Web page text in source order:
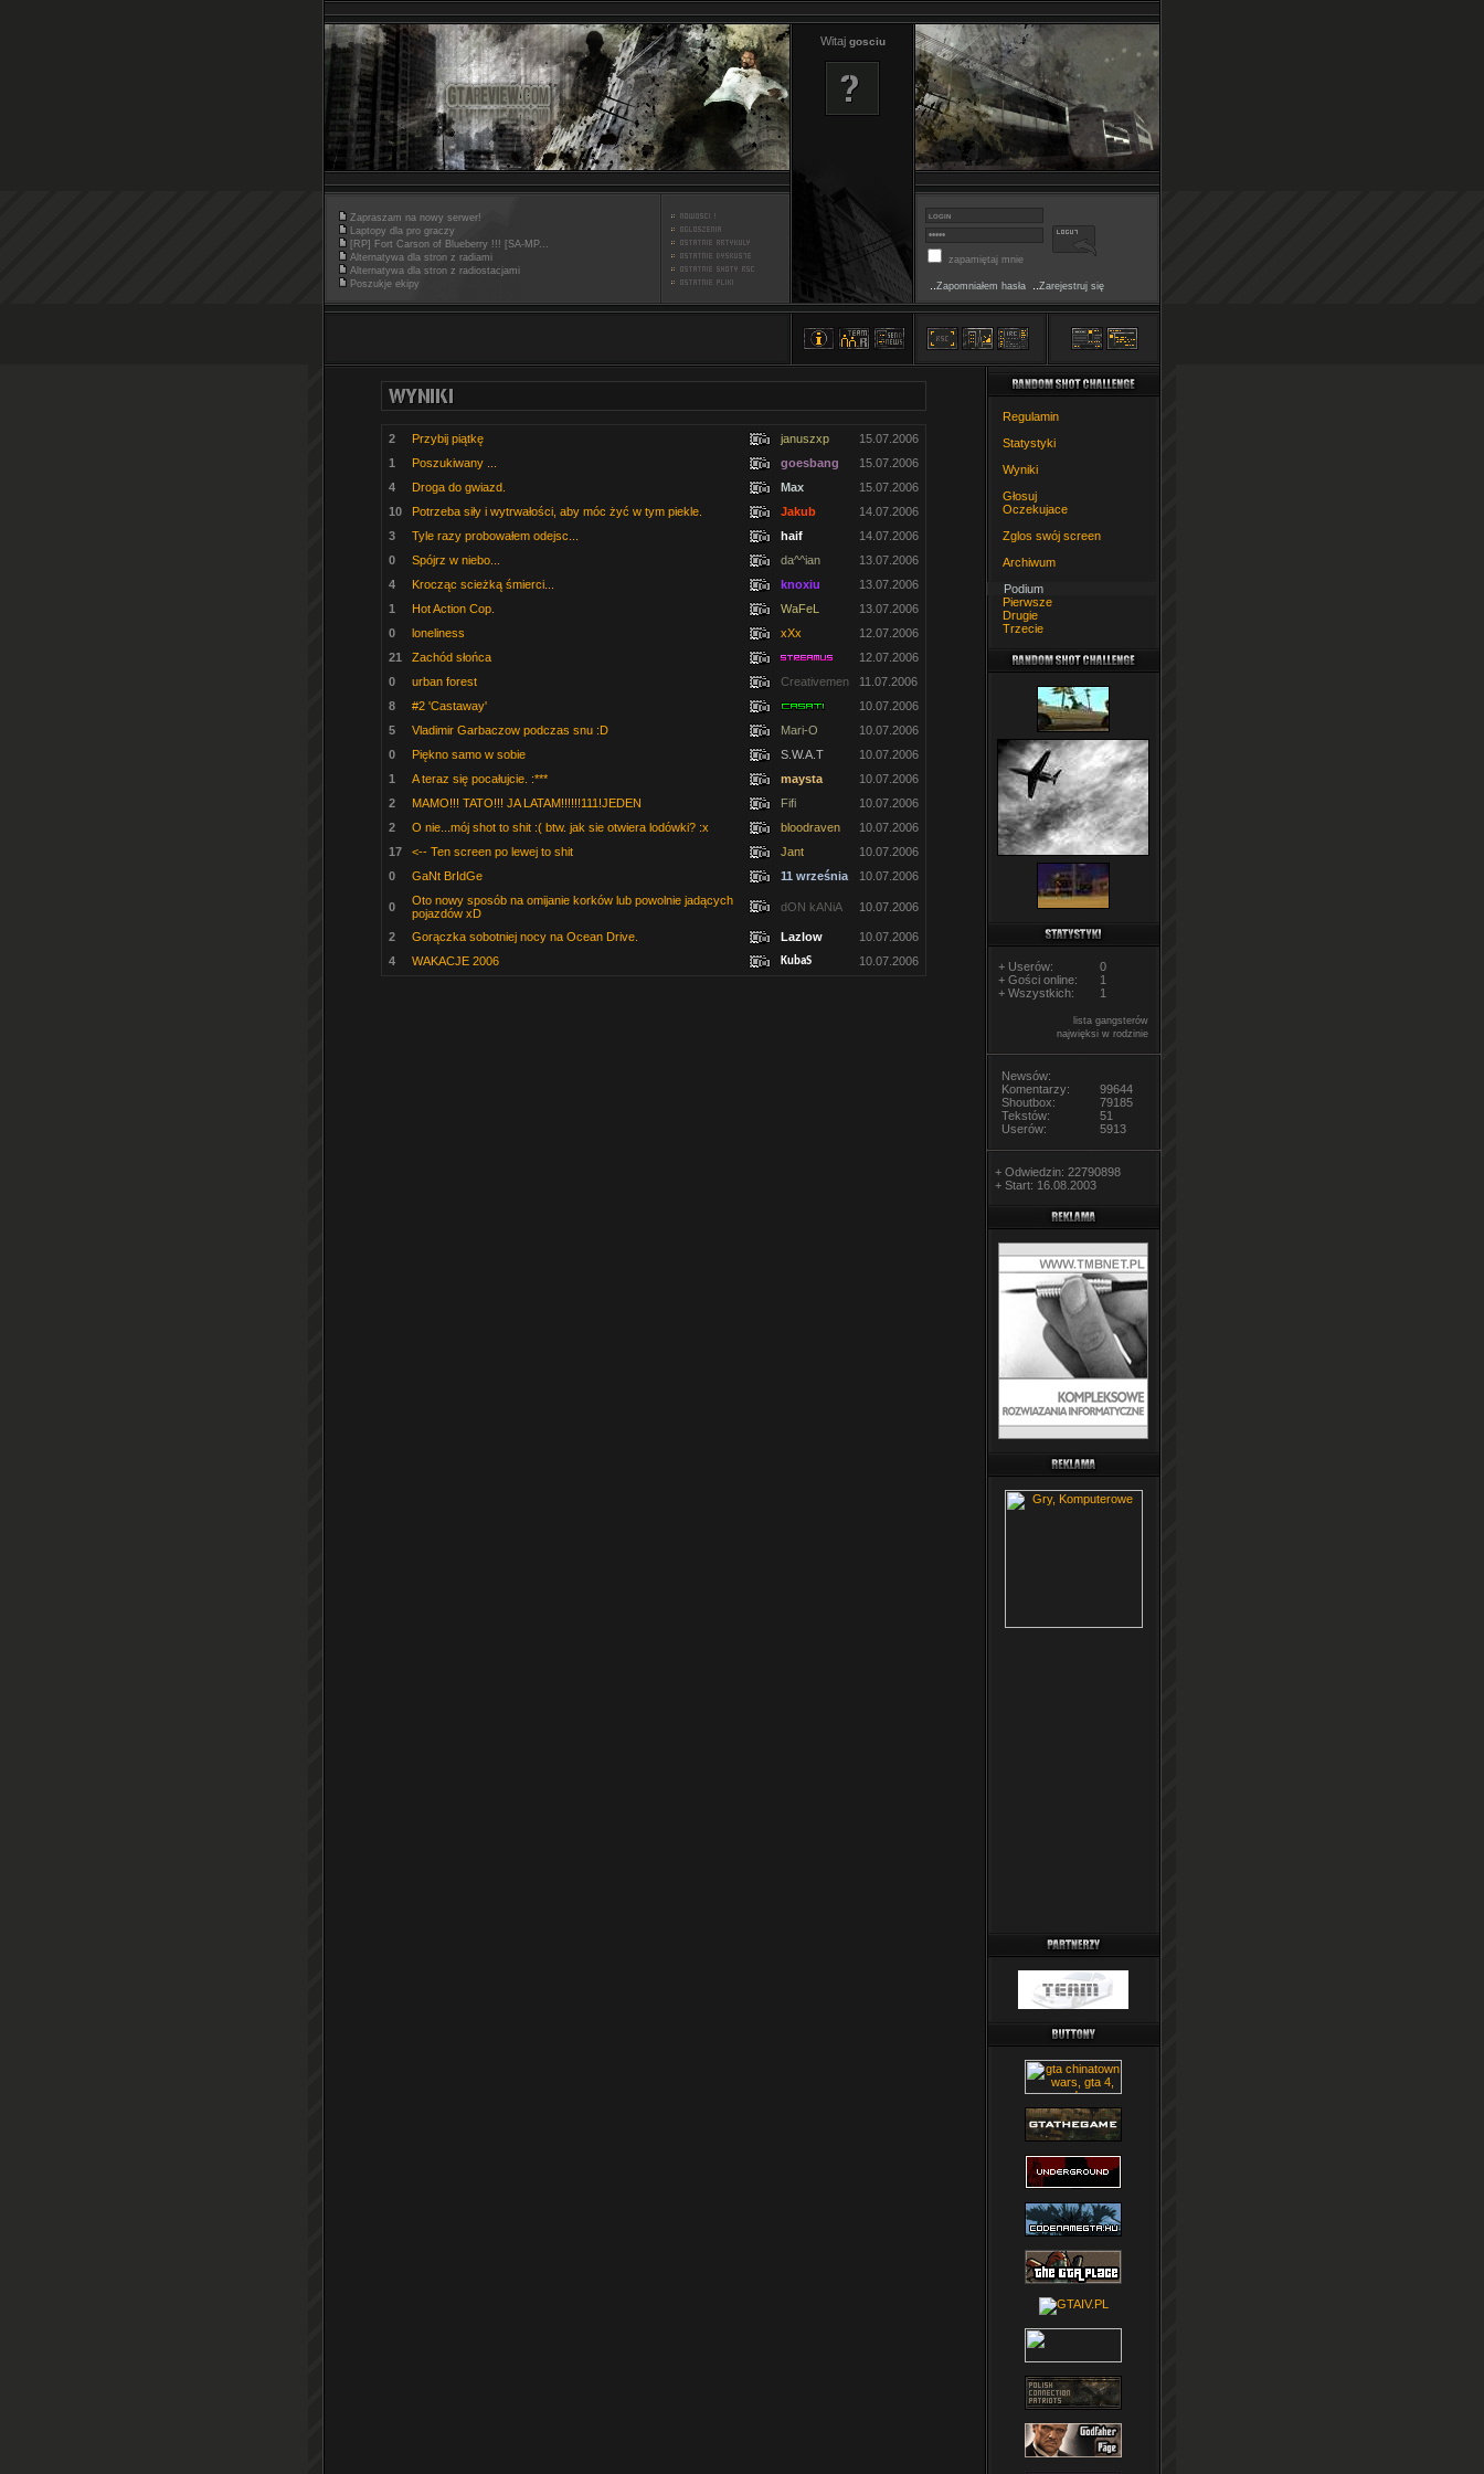
Zapraszam na nowy serwer!
Laptopy dla pro graczy
[RP] Fort Carson of Blueberry !!! [SA-MP...
Alternatywa dla stron z radiami
Alternatywa dla stron z radiostacjami
Poszukje ekipy
Witaj gosciu
zapamiętaj mnie
Zapomniałem hasła Zarejestruj się
2 Przybij piątkę januszxp
15.07.2006
1
Poszukiwany ... goesbang
15.07.2006
4
Droga do gwiazd. Max
15.07.2006
10
Potrzeba siły i wytrwałości, aby móc żyć w tym piekle. Jakub
14.07.2006
3
Tyle razy probowałem odejsc... haif
14.07.2006
0
Spójrz w niebo... da^^ian
13.07.2006
4
Krocząc scieżką śmierci... knoxiu
13.07.2006
1
Hot Action Cop. WaFeL
13.07.2006
0
loneliness xXx
12.07.2006
21
Zachód słońca
12.07.2006
0
urban forest Creativemen
11.07.2006
8
#2 'Castaway'
10.07.2006
5
Vladimir Garbaczow podczas snu :D Mari-O
10.07.2006
0
Piękno samo w sobie S.W.A.T
10.07.2006
1
A teraz się pocałujcie. :*** maysta
10.07.2006
2
MAMO!!! TATO!!! JA LATAM!!!!!!111!JEDEN Fifi
10.07.2006
2
O nie...mój shot to shit :( btw. jak sie otwiera lodówki? :x bloodraven
10.07.2006
17
<-- Ten screen po lewej to shit Jant
10.07.2006
0
GaNt BrIdGe 11 września 10.07.2006
0
Oto nowy sposób na omijanie korków lub powolnie jadących
pojazdów xD
dON kANiA 10.07.2006
2 Gorączka sobotniej nocy na Ocean Drive. Lazlow
10.07.2006
4
WAKACJE 2006 KubaS 10.07.2006
Regulamin
Statystyki
Wyniki
Głosuj
Oczekujace
Zglos swój screen
Archiwum
Podium
Pierwsze
Drugie
Trzecie
+ Userów:
0
+ Gości online:
1
+ Wszystkich:
1
lista gangsterów
najwięksi w rodzinie
Newsów:
Komentarzy:
99644
Shoutbox:
79185
Tekstów:
51
Userów:
5913
+ Odwiedzin: 22790898
+ Start: 16.08.2003